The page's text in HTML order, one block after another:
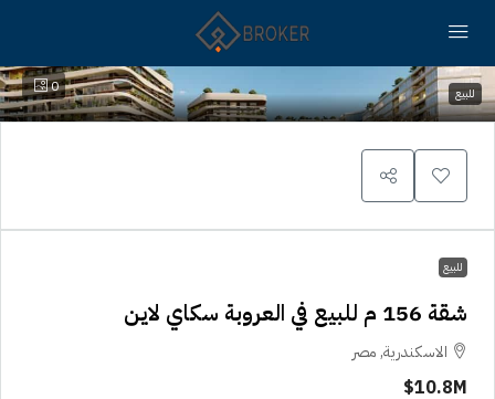
0 للبيع
للبيع
شقة 156 م للبيع في العروبة سكاي لاين
الاسكندرية, مصر
10.8M$